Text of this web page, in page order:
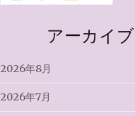
アーカイブ
2026年8月
2026年7月